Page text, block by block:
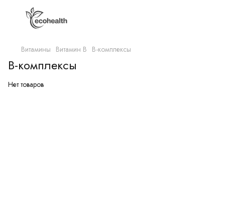
Витамины Витамин B В-комплексы
В-комплексы
Нет товаров